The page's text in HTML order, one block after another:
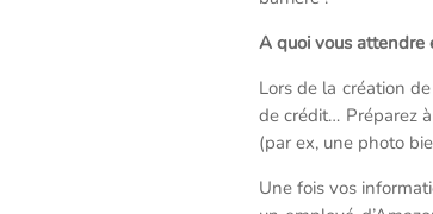
A quoi vous attendre
Lors de la création
de crédit… Préparez
(par ex, une photo
Une fois vos